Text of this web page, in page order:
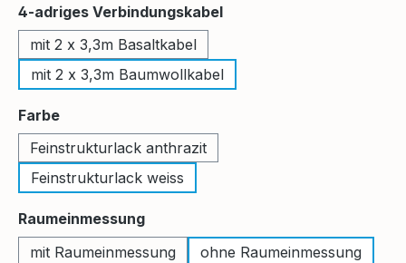
4-adriges Verbindungskabelauswählen
mit 2 x 3,3m Basaltkabel
mit 2 x 3,3m Baumwollkabel
Farbeauswählen
Feinstrukturlack anthrazit
Feinstrukturlack weiss
Raumeinmessungauswählen
mit Raumeinmessung
ohne Raumeinmessung